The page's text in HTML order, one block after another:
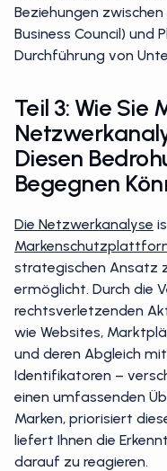
Beziehungen
Business Council) und
Durchführung von
Teil 3: Wie Sie
Diesen
Begegnen
Die Netzwerkanalyse
strategischen Ansatz
ermöglicht. Durch die
rechtsverletzenden
wie Websites,
und deren Abgleich
Identifikatoren –
einen umfassenden
Marken, priorisiert
liefert Ihnen die
darauf zu reagieren.